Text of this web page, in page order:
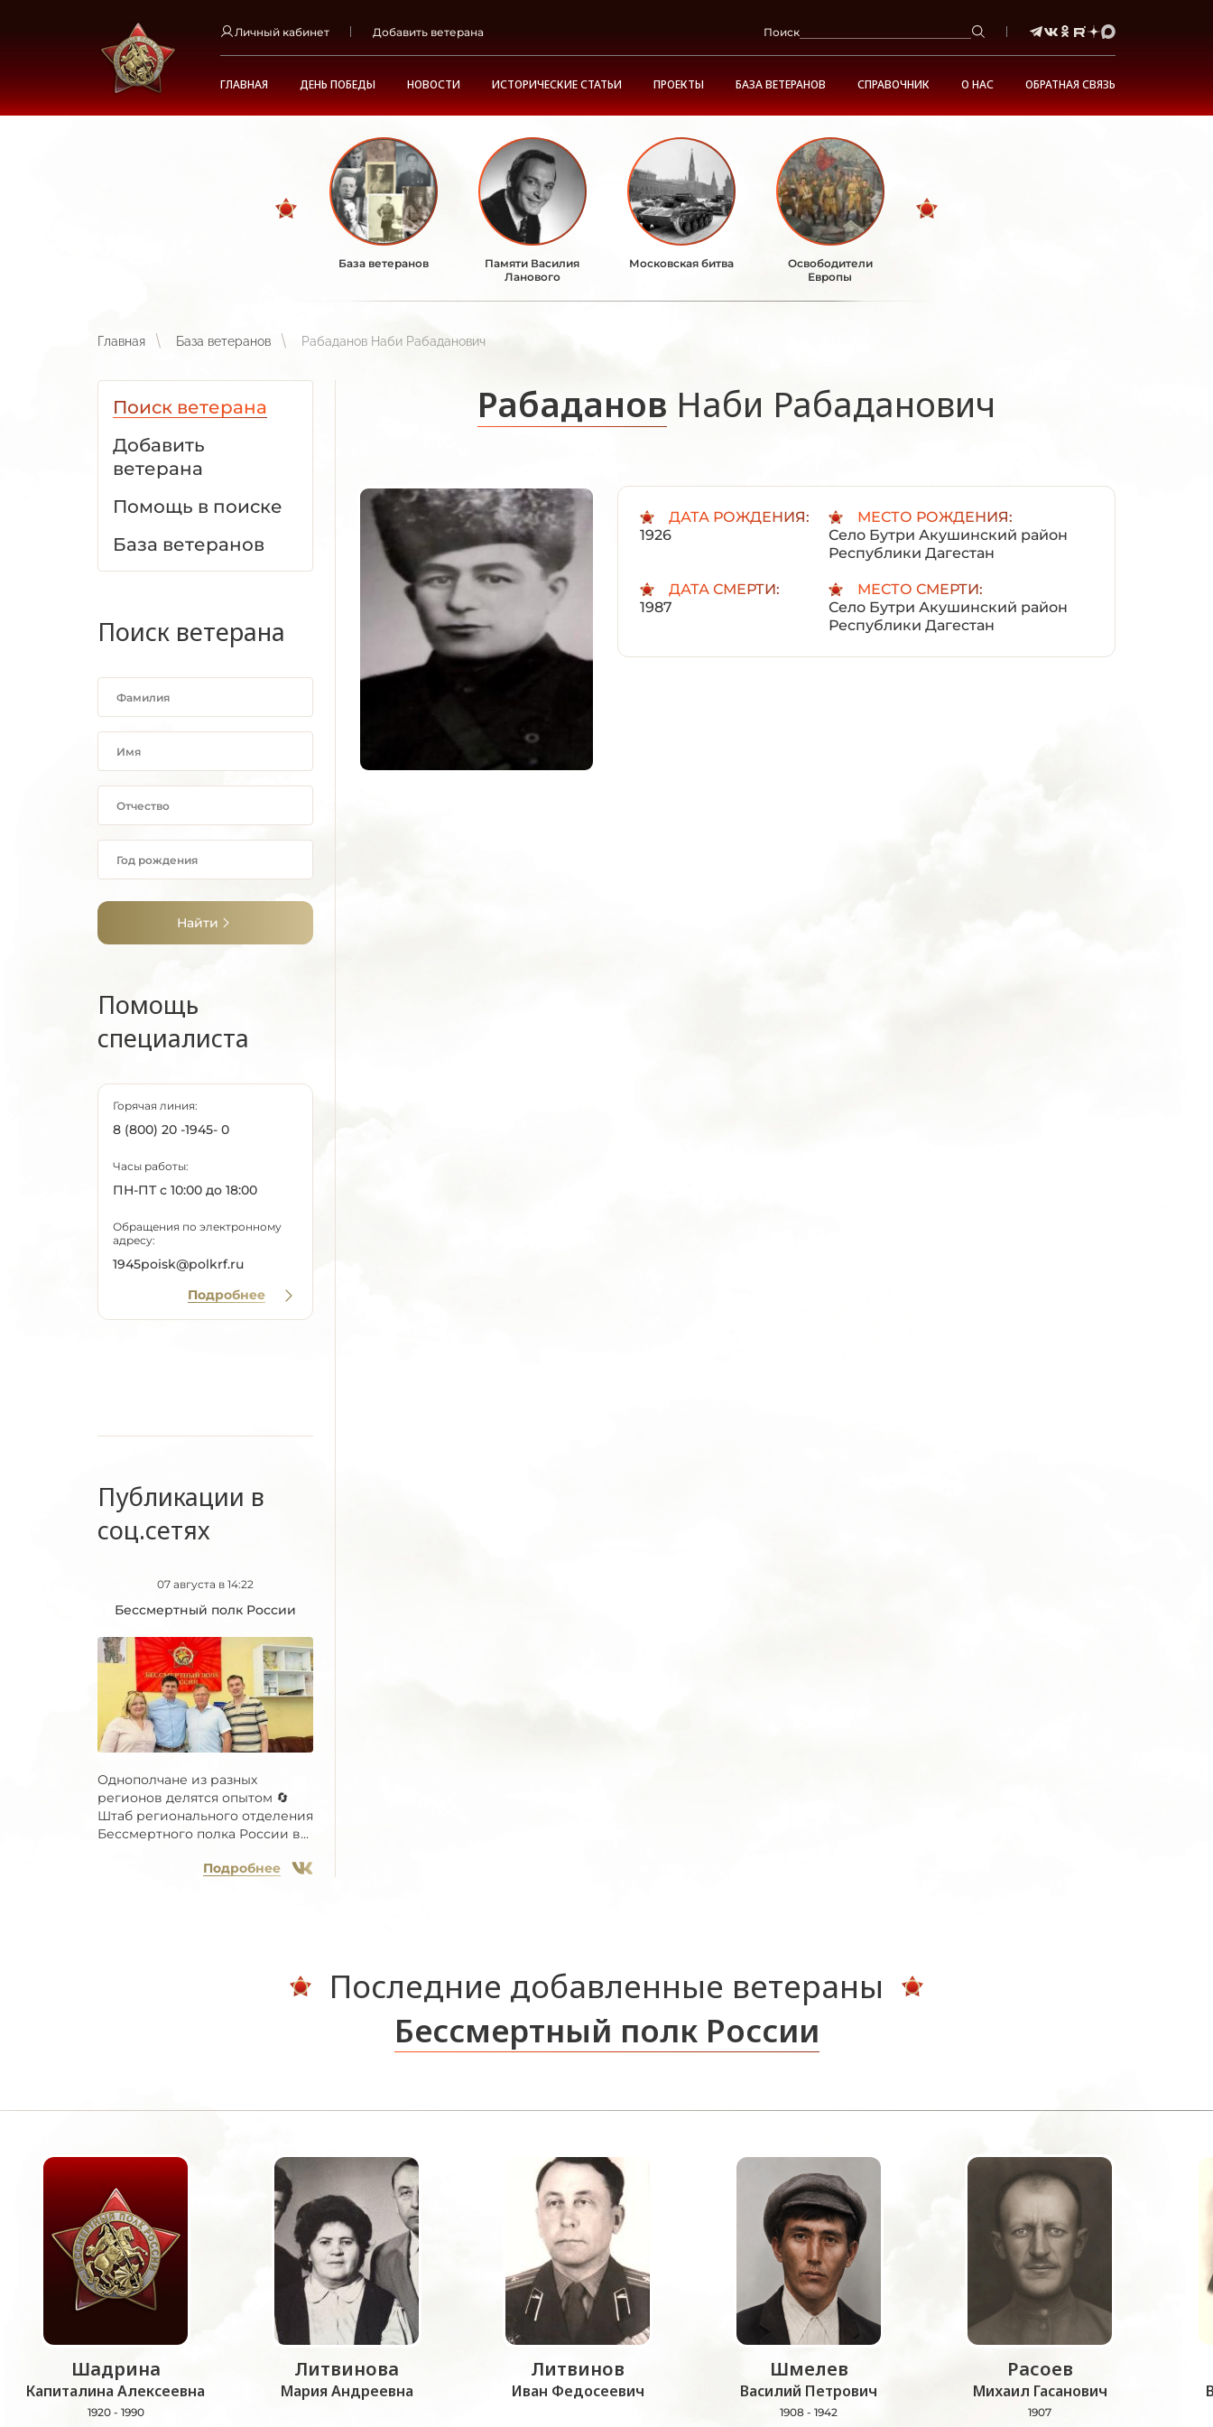
Личный кабинет Добавить ветерана Поиск
ГЛАВНАЯ ДЕНЬ ПОБЕДЫ НОВОСТИ ИСТОРИЧЕСКИЕ СТАТЬИ ПРОЕКТЫ БАЗА ВЕТЕРАНОВ СПРАВОЧНИК О НАС ОБРАТНАЯ СВЯЗЬ
База ветеранов
Памяти Василия
Ланового
Московская битва
Освободители
Европы
Главная База ветеранов Рабаданов Наби Рабаданович
Поиск ветерана
Добавить
ветерана
Помощь в поиске
База ветеранов
Поиск ветерана
Найти
Помощь
специалиста
Горячая линия:
8 (800) 20 -1945- 0
Часы работы:
ПН-ПТ с 10:00 до 18:00
Обращения по электронному
адресу:
1945poisk@polkrf.ru
Подробнее
Публикации в
соц.сетях
07 августа в 14:22
Бессмертный полк России
Однополчане из разных
регионов делятся опытом 🔄
Штаб регионального отделения
Бессмертного полка России в...
Подробнее
Рабаданов Наби Рабаданович
ДАТА РОЖДЕНИЯ:
1926
МЕСТО РОЖДЕНИЯ:
Село Бутри Акушинский район
Республики Дагестан
ДАТА СМЕРТИ:
1987
МЕСТО СМЕРТИ:
Село Бутри Акушинский район
Республики Дагестан
Последние добавленные ветераны
Бессмертный полк России
Шадрина
Капиталина Алексеевна
1920 - 1990
Литвинова
Мария Андреевна
Литвинов
Иван Федосеевич
Шмелев
Василий Петрович
1908 - 1942
Расоев
Михаил Гасанович
1907